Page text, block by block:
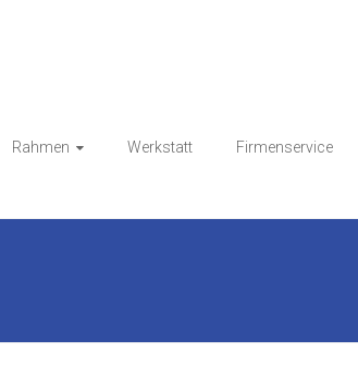
Rahmen Werkstatt Firmenservice